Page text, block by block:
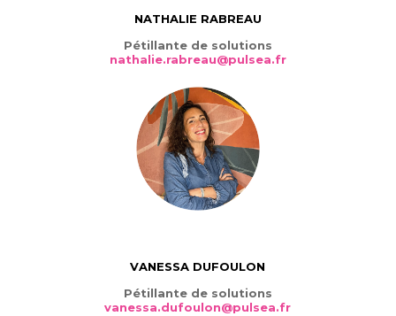
NATHALIE RABREAU
Pétillante de solutions
nathalie.rabreau@pulsea.fr
VANESSA DUFOULON
Pétillante de solutions
vanessa.dufoulon@pulsea.fr